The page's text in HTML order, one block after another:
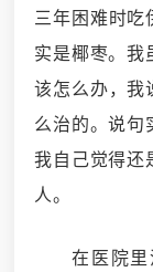
三年困难时
实是椰枣。我
该怎么办，
么治的。说句
我自己觉得还
人。
在医院